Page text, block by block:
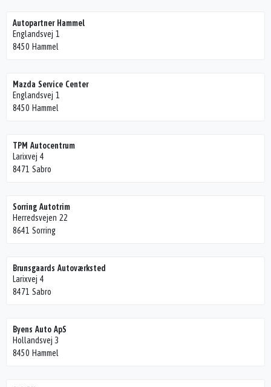
Autopartner Hammel
Englandsvej 1
8450 Hammel
Mazda Service Center
Englandsvej 1
8450 Hammel
TPM Autocentrum
Larixvej 4
8471 Sabro
Sorring Autotrim
Herredsvejen 22
8641 Sorring
Brunsgaards Autoværksted
Larixvej 4
8471 Sabro
Byens Auto ApS
Hollandsvej 3
8450 Hammel